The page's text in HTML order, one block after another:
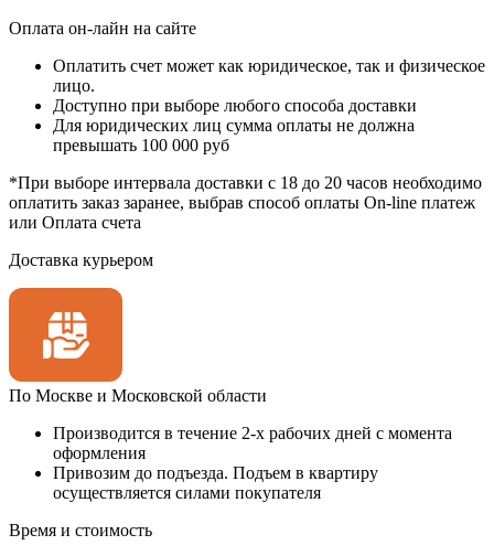
Оплата он‑лайн на сайте
Оплатить счет может как юридическое, так и физическое
лицо.
Доступно при выборе любого способа доставки
Для юридических лиц сумма оплаты не должна
превышать 100 000 руб
*При выборе интервала доставки с 18 до 20 часов необходимо
оплатить заказ заранее, выбрав способ оплаты On-line платеж
или Оплата счета
Доставка курьером
По Москве и Московской области
Производится в течение 2-х рабочих дней с момента
оформления
Привозим до подъезда. Подъем в квартиру
осуществляется силами покупателя
Время и стоимость